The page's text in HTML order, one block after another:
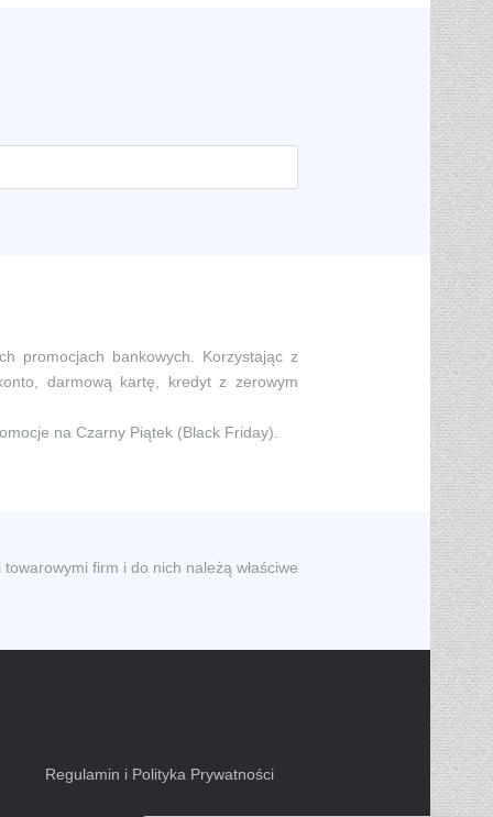
promocjach bankowych. Korzystając z
darmową kartę, kredyt z zerowym
na Czarny Piątek (Black Friday).
firm i do nich należą właściwe
Regulamin i Polityka Prywatności